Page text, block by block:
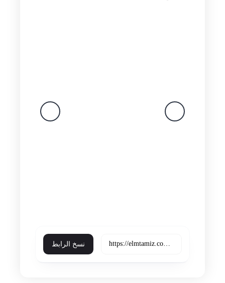
reddit
vk
buffer
نسخ الرابط